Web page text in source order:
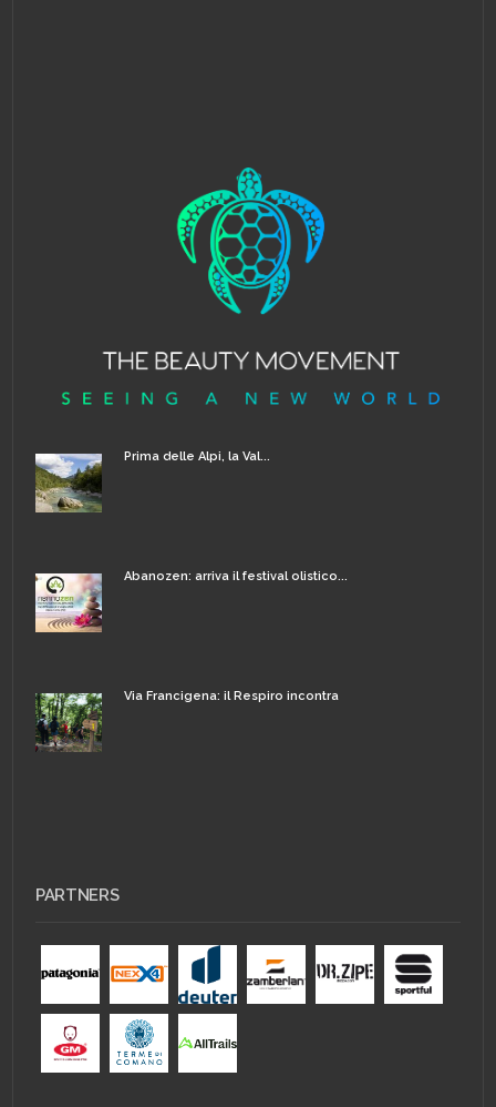
Prima delle Alpi, la Val...
Abanozen: arriva il festival olistico...
Via Francigena: il Respiro incontra
PARTNERS